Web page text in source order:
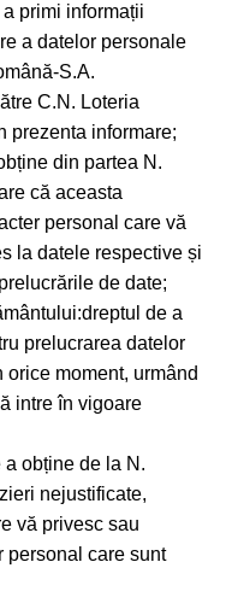
primi informații
a datelor personale
S.A.
C.N. Loteria
prezenta informare;
din partea N.
că aceasta
personal care vă
la datele respective și
de date;
de a
prelucrarea datelor
moment, urmând
intre în vigoare
a obține de la N.
nejustificate,
vă privesc sau
personal care sunt